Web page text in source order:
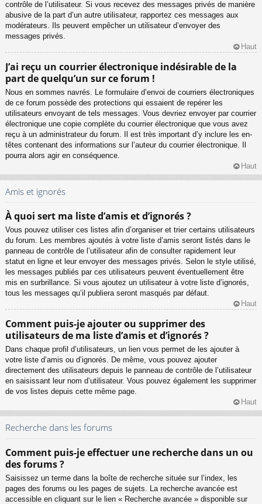
contrôle de l’utilisateur. Si vous recevez des messages privés de manière
abusive de la part d’un autre utilisateur, rapportez ces messages aux
modérateurs. Ils peuvent empêcher un utilisateur d’envoyer des
messages privés.
Haut
J’ai reçu un courrier électronique indésirable de la
part de quelqu’un sur ce forum !
Nous en sommes navrés. Le formulaire d’envoi de courriers électroniques
de ce forum possède des protections qui essaient de repérer les
utilisateurs envoyant de tels messages. Vous devriez envoyer par courrier
électronique une copie complète du courrier électronique que vous avez
reçu à un administrateur du forum. Il est très important d’y inclure les en-
têtes contenant des informations sur l’auteur du courrier électronique. Il
pourra alors agir en conséquence.
Haut
Amis et ignorés
À quoi sert ma liste d’amis et d’ignorés ?
Vous pouvez utiliser ces listes afin d’organiser et trier certains utilisateurs
du forum. Les membres ajoutés à votre liste d’amis seront listés dans le
panneau de contrôle de l’utilisateur afin de consulter rapidement leur
statut en ligne et leur envoyer des messages privés. Selon le style utilisé,
les messages publiés par ces utilisateurs peuvent éventuellement être
mis en surbrillance. Si vous ajoutez un utilisateur à votre liste d’ignorés,
tous les messages qu’il publiera seront masqués par défaut.
Haut
Comment puis-je ajouter ou supprimer des
utilisateurs de ma liste d’amis et d’ignorés ?
Dans chaque profil d’utilisateurs, un lien vous permet de les ajouter à
votre liste d’amis ou d’ignorés. De même, vous pouvez ajouter
directement des utilisateurs depuis le panneau de contrôle de l’utilisateur
en saisissant leur nom d’utilisateur. Vous pouvez également les supprimer
de vos listes depuis cette même page.
Haut
Recherche dans les forums
Comment puis-je effectuer une recherche dans un ou
des forums ?
Saisissez un terme dans la boîte de recherche située sur l’index, les
pages des forums ou les pages de sujets. La recherche avancée est
accessible en cliquant sur le lien « Recherche avancée » disponible sur